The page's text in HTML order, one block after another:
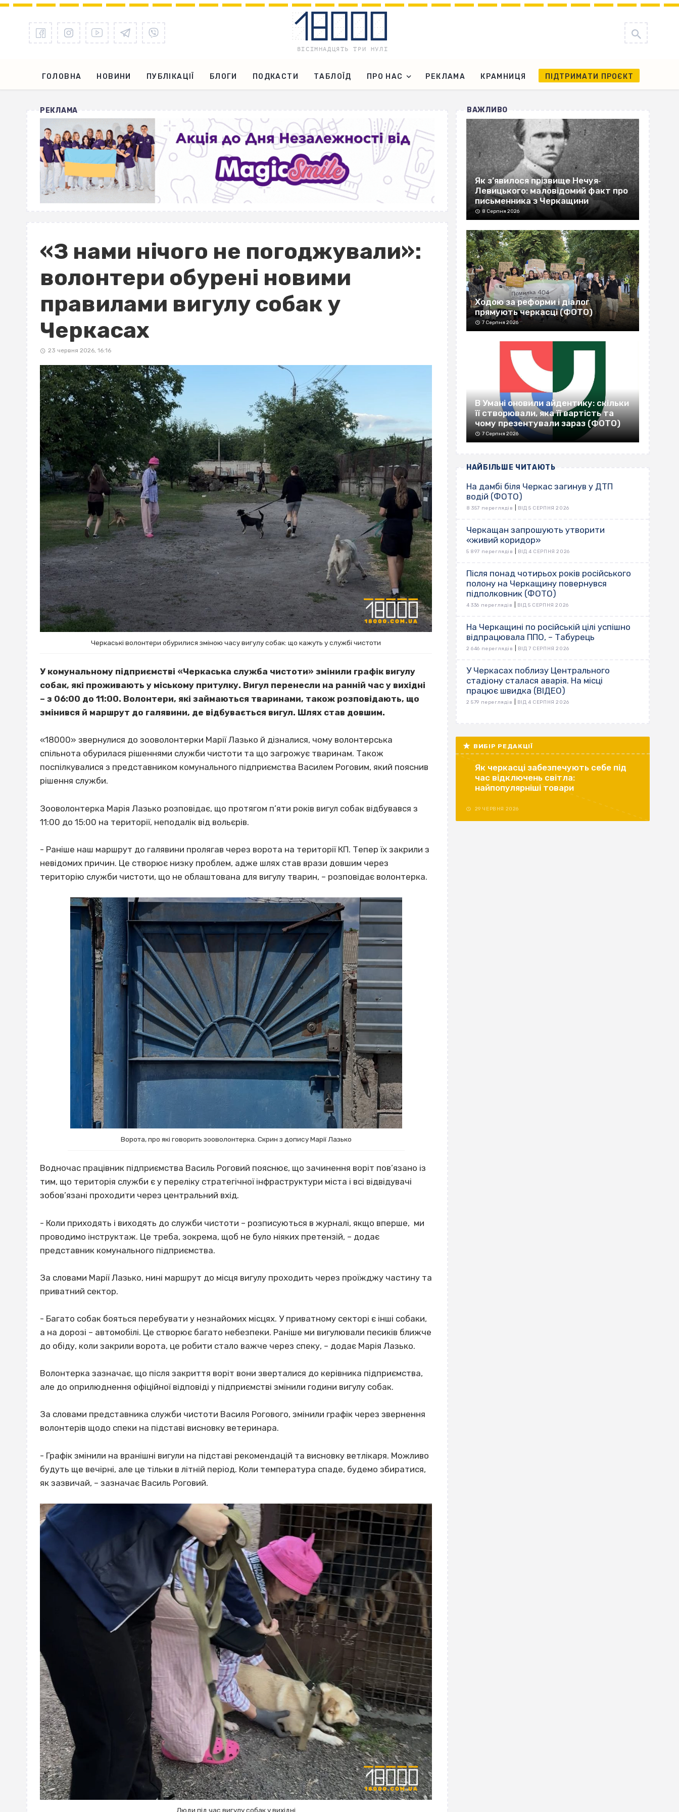
ГОЛОВНА НОВИНИ ПУБЛІКАЦІЇ БЛОГИ ПОДКАСТИ ТАБЛОЇД ПРО НАС РЕКЛАМА КРАМНИЦЯ ПІДТРИМАТИ ПРОЄКТ
РЕКЛАМА
«З нами нічого не погоджували»:
волонтери обурені новими
правилами вигулу собак у
Черкасах
23 червня 2026, 16:16
Черкаські волонтери обурилися зміною часу вигулу собак: що кажуть у службі чистоти
У комунальному підприємстві «Черкаська служба чистоти» змінили графік вигулу
собак, які проживають у міському притулку. Вигул перенесли на ранній час у вихідні
– з 06:00 до 11:00. Волонтери, які займаються тваринами, також розповідають, що
змінився й маршрут до галявини, де відбувається вигул. Шлях став довшим.
«18000» звернулися до зооволонтерки Марії Лазько й дізналися, чому волонтерська
спільнота обурилася рішеннями служби чистоти та що загрожує тваринам. Також
поспілкувалися з представником комунального підприємства Василем Роговим, який пояснив
рішення служби.
Зооволонтерка Марія Лазько розповідає, що протягом п’яти років вигул собак відбувався з
11:00 до 15:00 на території, неподалік від вольєрів.
- Раніше наш маршрут до галявини пролягав через ворота на території КП. Тепер їх закрили з
невідомих причин. Це створює низку проблем, адже шлях став врази довшим через
територію служби чистоти, що не облаштована для вигулу тварин, – розповідає волонтерка.
Ворота, про які говорить зооволонтерка. Скрин з допису Марії Лазько
Водночас працівник підприємства Василь Роговий пояснює, що зачинення воріт пов’язано із
тим, що територія служби є у переліку стратегічної інфраструктури міста і всі відвідувачі
зобов’язані проходити через центральний вхід.
- Коли приходять і виходять до служби чистоти – розписуються в журналі, якщо вперше, ми
проводимо інструктаж. Це треба, зокрема, щоб не було ніяких претензій, – додає
представник комунального підприємства.
За словами Марії Лазько, нині маршрут до місця вигулу проходить через проїжджу частину та
приватний сектор.
- Багато собак бояться перебувати у незнайомих місцях. У приватному секторі є інші собаки,
а на дорозі – автомобілі. Це створює багато небезпеки. Раніше ми вигулювали песиків ближче
до обіду, коли закрили ворота, це робити стало важче через спеку, – додає Марія Лазько.
Волонтерка зазначає, що після закриття воріт вони зверталися до керівника підприємства,
але до оприлюднення офіційної відповіді у підприємстві змінили години вигулу собак.
За словами представника служби чистоти Василя Рогового, змінили графік через звернення
волонтерів щодо спеки на підставі висновку ветеринара.
- Графік змінили на вранішні вигули на підставі рекомендацій та висновку ветлікаря. Можливо
будуть ще вечірні, але це тільки в літній період. Коли температура спаде, будемо збиратися,
як зазвичай, – зазначає Василь Роговий.
Люди під час вигулу собак у вихідні
ВАЖЛИВО
Як з’явилося прізвище Нечуя‐
Левицького: маловідомий факт про
письменника з Черкащини
8 Серпня 2026
Ходою за реформи і діалог
прямують черкасці (ФОТО)
7 Серпня 2026
В Умані оновили айдентику: скільки
її створювали, яка її вартість та
чому презентували зараз (ФОТО)
7 Серпня 2026
НАЙБІЛЬШЕ ЧИТАЮТЬ
На дамбі біля Черкас загинув у ДТП
водій (ФОТО)
8 357 переглядів ВІД 5 СЕРПНЯ 2026
Черкащан запрошують утворити
«живий коридор»
5 897 переглядів ВІД 4 СЕРПНЯ 2026
Після понад чотирьох років російського
полону на Черкащину повернувся
підполковник (ФОТО)
4 336 переглядів ВІД 5 СЕРПНЯ 2026
На Черкащині по російській цілі успішно
відпрацювала ППО, – Табурець
2 646 переглядів ВІД 7 СЕРПНЯ 2026
У Черкасах поблизу Центрального
стадіону сталася аварія. На місці
працює швидка (ВІДЕО)
2 579 переглядів ВІД 4 СЕРПНЯ 2026
ВИБІР РЕДАКЦІЇ
Як черкасці забезпечують себе під
час відключень світла:
найпопулярніші товари
29 ЧЕРВНЯ 2026